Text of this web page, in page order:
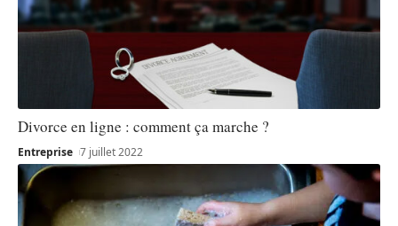
Divorce en ligne : comment ça marche ?
Entreprise 7 juillet 2022